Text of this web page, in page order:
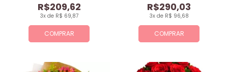
COMPRAR
3x de R$ 69,87
R$209,62
COMPRAR
3x de R$ 96,68
R$290,03